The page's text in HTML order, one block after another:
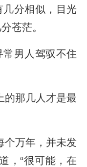
分相似，目光
苍茫。
男人驾驭不住
的那几人才是最
个万年，并未发
，“很可能，在